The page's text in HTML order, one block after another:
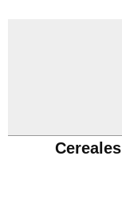
Cereales